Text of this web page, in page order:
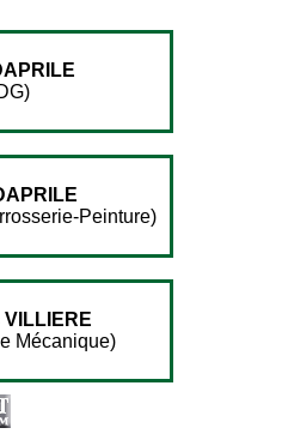
Peinture)
Mécanique)